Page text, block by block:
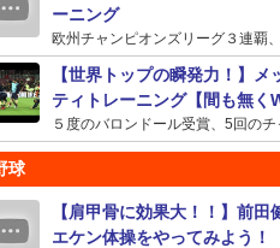
ーニング
欧州チャンピオンズリーグ３連覇
【世界トップの瞬発力！】メ
ティトレーニング【間も無く
５度のバロンドール受賞、5回のチ
球
【肩甲骨に効果大！！】前
エケン体操をやってみよう！